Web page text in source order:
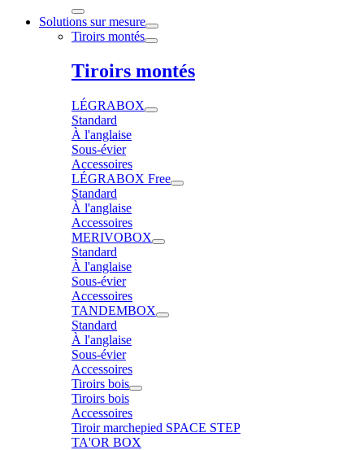
Solutions sur mesure
Tiroirs montés
Tiroirs montés
LÉGRABOX
Standard
À l'anglaise
Sous-évier
Accessoires
LÉGRABOX Free
Standard
À l'anglaise
Accessoires
MERIVOBOX
Standard
À l'anglaise
Sous-évier
Accessoires
TANDEMBOX
Standard
À l'anglaise
Sous-évier
Accessoires
Tiroirs bois
Tiroirs bois
Accessoires
Tiroir marchepied SPACE STEP
TA'OR BOX